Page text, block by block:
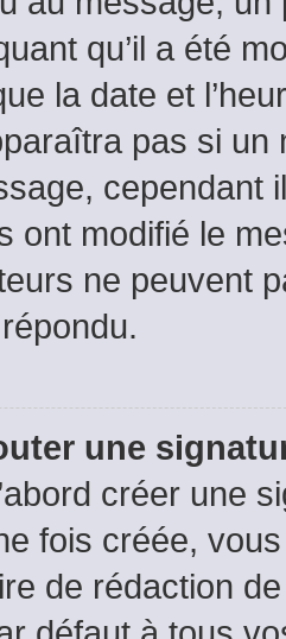
qu’il a été
la date et
pas si
cependant
ont modifié le
ne peuvent
une
créer une
fois créée,
de rédaction